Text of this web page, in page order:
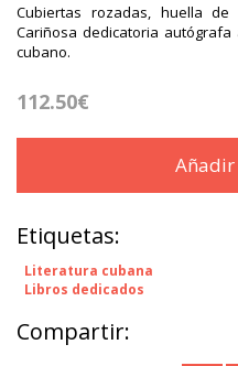
Cubiertas rozadas, huella
Cariñosa dedicatoria
cubano.
112.50€
Etiquetas:
Literatura cubana
Libros dedicados
Compartir: